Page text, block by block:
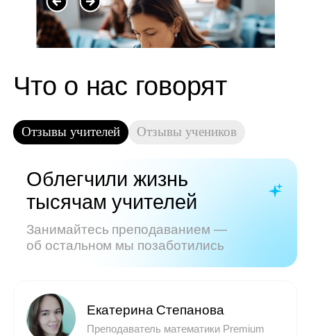
Показать все отзывы
Часто задаваемые
вопросы